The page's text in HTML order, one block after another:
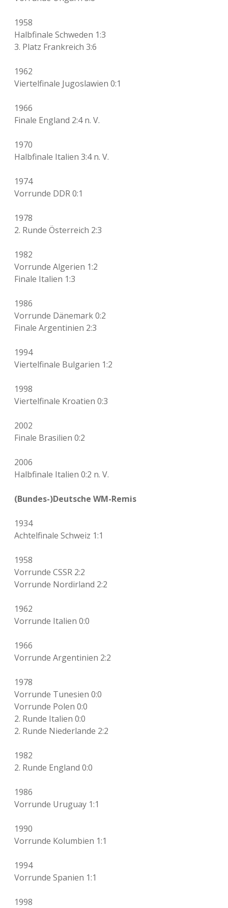
1958
Halbfinale Schweden 1:3
3. Platz Frankreich 3:6
1962
Viertelfinale Jugoslawien 0:1
1966
Finale England 2:4 n. V.
1970
Halbfinale Italien 3:4 n. V.
1974
Vorrunde DDR 0:1
1978
2. Runde Österreich 2:3
1982
Vorrunde Algerien 1:2
Finale Italien 1:3
1986
Vorrunde Dänemark 0:2
Finale Argentinien 2:3
1994
Viertelfinale Bulgarien 1:2
1998
Viertelfinale Kroatien 0:3
2002
Finale Brasilien 0:2
2006
Halbfinale Italien 0:2 n. V.
(Bundes-)Deutsche WM-Remis
1934
Achtelfinale Schweiz 1:1
1958
Vorrunde CSSR 2:2
Vorrunde Nordirland 2:2
1962
Vorrunde Italien 0:0
1966
Vorrunde Argentinien 2:2
1978
Vorrunde Tunesien 0:0
Vorrunde Polen 0:0
2. Runde Italien 0:0
2. Runde Niederlande 2:2
1982
2. Runde England 0:0
1986
Vorrunde Uruguay 1:1
1990
Vorrunde Kolumbien 1:1
1994
Vorrunde Spanien 1:1
1998